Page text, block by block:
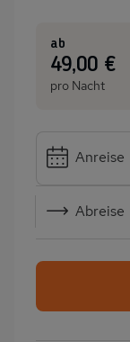
ab
:49,00 €
pro Nacht
Anreise
Abreise